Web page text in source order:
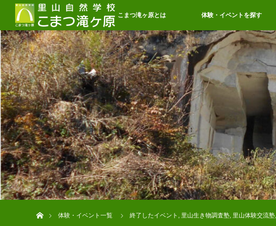
こまつ滝ヶ原とは 体験・イベントを探す
体験・イベント一覧
終了したイベント , 里山生き物調査塾, 里山体験交流塾,